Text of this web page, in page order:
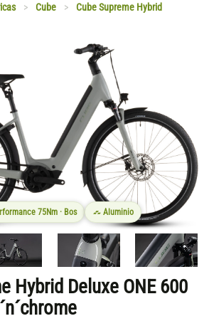
> Cube > Cube Supreme Hybrid
75Nm · Bos Aluminio
Hybrid Deluxe ONE 600